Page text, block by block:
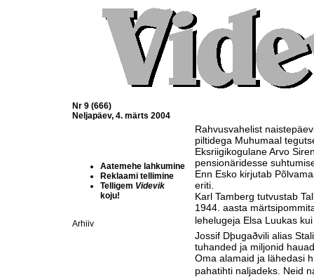
Nr 9 (666)
Neljapäev, 4. märts 2004
Aatemehe lahkumine
Reklaami tellimine
Telligem Videvik
koju!
Arhiiv
Rahvusvahelist
piltidega Muhumaal
Eksriigikogulane Arvo
pensionäridesse
Enn Esko kirjutab
eriti.
Karl Tamberg tutvustab
1944. aasta
lehelugeja Elsa Luukas kui
Jossif Dþugaðvili alias
tuhanded ja miljonid
Oma alamaid ja lähedasi
pahatihti naljadeks. Neid